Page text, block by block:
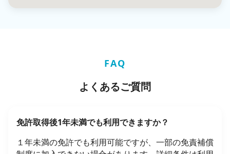
FAQ
よくあるご質問
免許取得後1年未満でも利用できますか？
１年未満の免許でも利用可能ですが、一部の免責補償